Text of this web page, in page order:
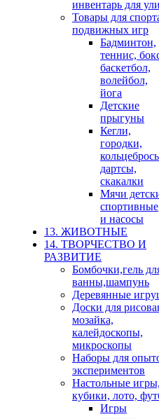
инвентарь для
Товары для
подвижных игр
Бадминтон,
теннис,
баскетбол,
волейбол,
йога
Детские
прыгуны
Кегли,
городки,
дартсы,
скакалки
Мячи
спортивные
и насосы
13. ЖИВОТНЫЕ
14. ТВОРЧЕСТВО И
РАЗВИТИЕ
Бомбочки,гель
ванны,шампунь
Деревянные
Доски для
мозайка,
калейдоскопы,
микроскопы
Наборы для
экспериментов
Настольные игры,
кубики, лото,
Игры